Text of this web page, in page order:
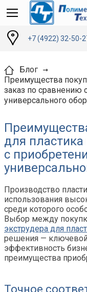
+7 (4922) 32-50-
Блог
Преимущества
заказ по сравнению
универсального
для
с
Производство
использования
среди которого
Выбор между
экструдера для
решения —
эффективность
преимущества
Точное